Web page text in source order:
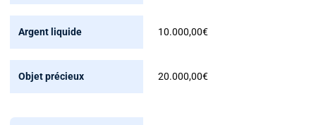
10.000,00€
20.000,00€